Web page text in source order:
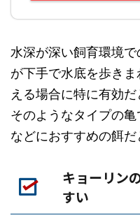
水深が深い飼育環境
が下手で水底を歩き
える場合に特に有効だ
そのようなタイプの
などにおすすめの餌だ
キョーリン
すい